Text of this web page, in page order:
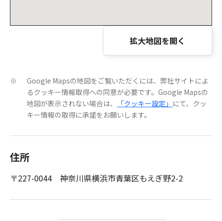
拡大地図を開く
※
Google Mapsの地図をご覧いただくには、弊社サイトによ
るクッキー情報取得への同意が必要です。Google Mapsの
地図が表示されない場合は、
「クッキー設定」 にて、クッ
キー情報の取得に承諾をお願いします。
住所
〒227-0044 神奈川県横浜市青葉区もえぎ野2-2